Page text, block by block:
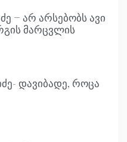
– არ არსებობს ავი
მარცვლის
დავიბადე, როცა